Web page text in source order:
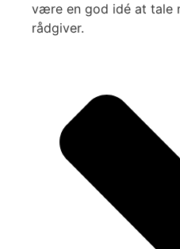
være en god idé at tale
rådgiver.